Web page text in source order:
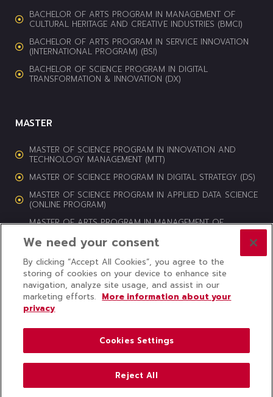
BACHELOR OF ARTS PROGRAM IN MANAGEMENT OF
CULTURAL HERITAGE AND CREATIVE INDUSTRIES (BMCI)
BACHELOR OF ARTS PROGRAM IN SERVICE INNOVATION
(INTERNATIONAL PROGRAM) (BSI)
BACHELOR OF SCIENCE PROGRAM IN DIGITAL
TRANSFORMATION & INNOVATION (DX)
MASTER
MASTER OF SCIENCE PROGRAM IN INNOVATION AND
TECHNOLOGY MANAGEMENT (MTT)
MASTER OF SCIENCE PROGRAM IN DIGITAL STRATEGY (DS)
MASTER OF SCIENCE PROGRAM IN APPLIED DATA SCIENCE
(ONLINE PROGRAM)
MASTER OF ARTS PROGRAM IN MANAGEMENT OF
© 2024 COLLEGE OF INNOVATION, THAMMASAT UNIVERSITY ALL
RIGHTS RESERVED
Subscribe to CITU News
We need your consent
By clicking “Accept All Cookies”, you agree to the
storing of cookies on your device to enhance site
navigation, analyze site usage, and assist in our
marketing efforts. More information about your
privacy
Cookies Settings
Reject All